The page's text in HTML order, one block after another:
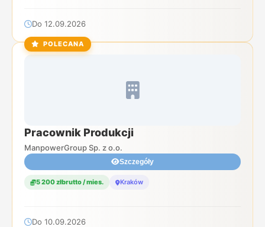
Do 12.09.2026
POLECANA
Pracownik Produkcji
ManpowerGroup Sp. z o.o.
Szczegóły
5 200 złbrutto / mies. Kraków
Do 10.09.2026